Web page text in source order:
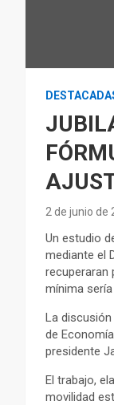
2 de junio de
Un estudio
mediante el
recuperaran
mínima
La
de
presidente
El trabajo,
movilidad